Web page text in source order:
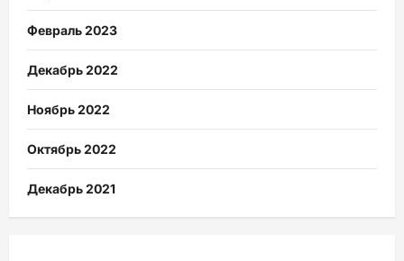
Февраль 2023
Декабрь 2022
Ноябрь 2022
Октябрь 2022
Декабрь 2021